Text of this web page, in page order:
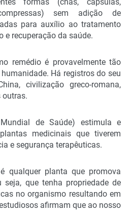
sem adição de
para auxílio ao tratamento
e recuperação da saúde.
remédio é provavelmente tão
Há registros do seu
civilização greco-romana,
outras.
de Saúde) estimula e
medicinais que tiverem
e segurança terapêuticas.
qualquer planta que promova
seja, que tenha propriedade de
no organismo resultando em
afirmam que ao nosso